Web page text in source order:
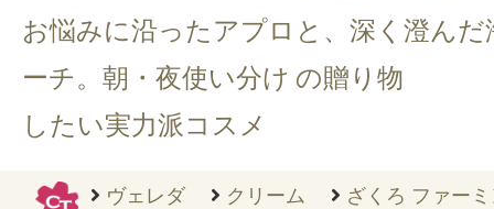
お悩みに沿ったアプロ
ーチ。朝・夜使い分け
したい実力派コスメ
と、深く澄んだ
の贈り物
ヴェレダ クリーム
ざくろ ファー